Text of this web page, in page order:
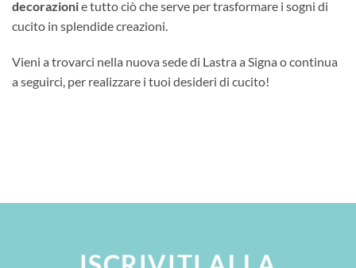
decorazionie tutto ciò che serve per trasformare i sogni di
cucito in splendide creazioni.
Vieni a trovarci nella nuova sede di Lastra a Signa o continua
a seguirci, per realizzare i tuoi desideri di cucito!